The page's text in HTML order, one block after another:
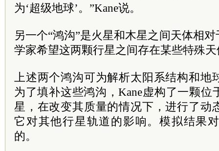
为‘超级地球’。”Kane说。
另一个“鸿沟”是火星和木星之间天体相
学家希望这两颗行星之间存在某些特殊
上述两个鸿沟可为解析太阳系结构和地
为了填补这些鸿沟，Kane虚构了一颗位
星，在改变其质量的情况下，进行了动
它对其他行星轨道的影响。模拟结果
的。